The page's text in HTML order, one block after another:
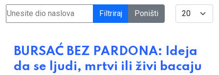
Unesite dio naslova Filtriraj Poništi Display #
BURSAĆ BEZ PARDONA: Ideja
da se ljudi, mrtvi ili živi bacaju